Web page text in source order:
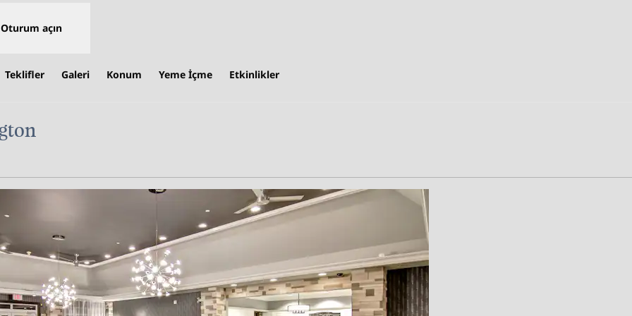
Oturum açın
Teklifler Galeri Konum Yeme İçme Etkinlikler